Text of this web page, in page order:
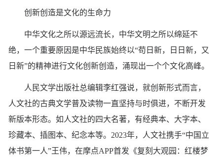
创新创造是文化的生命力
中华文化之所以源远流长，中华文明之所以绵延不
绝，一个重要原因是中华民族始终以“苟日新，日日新，又
日新”的精神进行文化创新创造，涌现出一个个文化高峰。
人民文学出版社总编辑李红强说，就创新形式而言，
人文社的古典文学普及读物一直坚持与时俱进，不断开发
新版本形态。如人文社的四大名著，有经典本、大字本、
珍藏本、插图本、纪念本等。2023年，人文社携手“中国立
体书第一人”王伟，在摩点APP首发《复刻大观园：红楼梦